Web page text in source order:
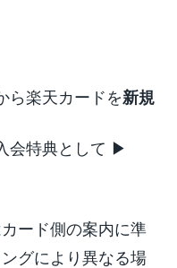
ら楽天カードを新規
会特典として ▶
ード側の案内に準
グにより異なる場